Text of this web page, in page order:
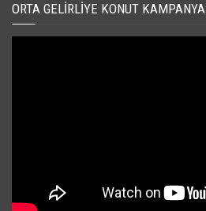
ORTA GELIRLIYE KONUT